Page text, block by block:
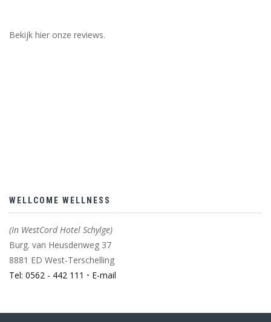
Bekijk hier onze reviews.
WELLCOME WELLNESS
(In WestCord Hotel Schylge)
Burg. van Heusdenweg 37
8881 ED West-Terschelling
Tel: 0562 - 442 111 • E-mail